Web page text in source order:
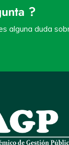
?
alguna duda